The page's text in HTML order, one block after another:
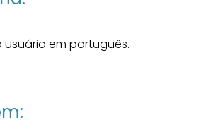
usuário em português.